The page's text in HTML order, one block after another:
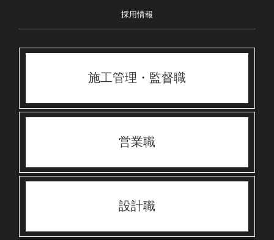
採用情報
施工管理・監督職
営業職
設計職